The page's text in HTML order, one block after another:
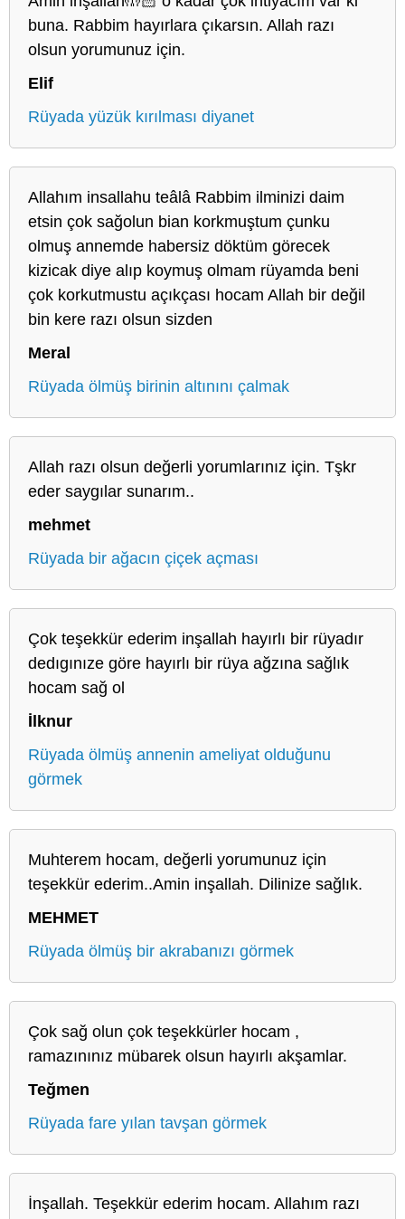
buna. Rabbim hayırlara çıkarsın. Allah razı
olsun yorumunuz için.
Elif
Rüyada yüzük kırılması diyanet
Allahım insallahu teâlâ Rabbim ilminizi daim
etsin çok sağolun bian korkmuştum çunku
olmuş annemde habersiz döktüm görecek
kizicak diye alıp koymuş olmam rüyamda beni
çok korkutmustu açıkçası hocam Allah bir değil
bin kere razı olsun sizden
Meral
Rüyada ölmüş birinin altınını çalmak
Allah razı olsun değerli yorumlarınız için. Tşkr
eder saygılar sunarım..
mehmet
Rüyada bir ağacın çiçek açması
Çok teşekkür ederim inşallah hayırlı bir rüyadır
dedıgınıze göre hayırlı bir rüya ağzına sağlık
hocam sağ ol
İlknur
Rüyada ölmüş annenin ameliyat olduğunu
görmek
Muhterem hocam, değerli yorumunuz için
teşekkür ederim..Amin inşallah. Dilinize sağlık.
MEHMET
Rüyada ölmüş bir akrabanızı görmek
Çok sağ olun çok teşekkürler hocam ,
ramazınınız mübarek olsun hayırlı akşamlar.
Teğmen
Rüyada fare yılan tavşan görmek
İnşallah. Teşekkür ederim hocam. Allahım razı